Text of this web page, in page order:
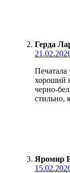
Герда
Печатала
хороший
черно-
стильно,
Яромир